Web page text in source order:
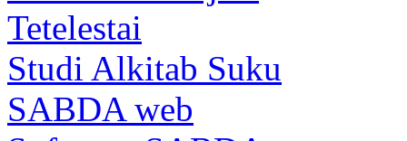
Tetelestai
Studi Alkitab Suku
SABDA web